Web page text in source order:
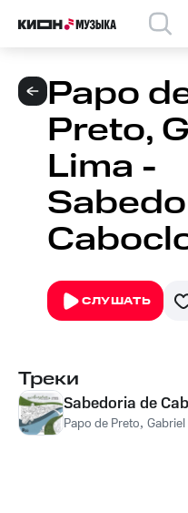
Papo
Preto,
Lima -
СЛУШАТЬ
Треки
Sabedoria de
Papo de Preto,